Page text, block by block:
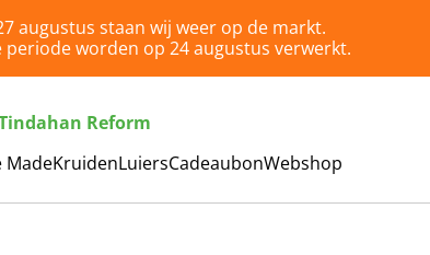
augustus staan wij weer op de markt.
periode worden op 24 augustus verwerkt.
Reform
MadeKruidenLuiersCadeaubonWebshop